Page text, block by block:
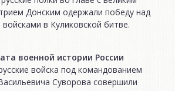
Донским одержали победу над
в Куликовской битве.
военной истории России
войска под командованием
Суворова совершили